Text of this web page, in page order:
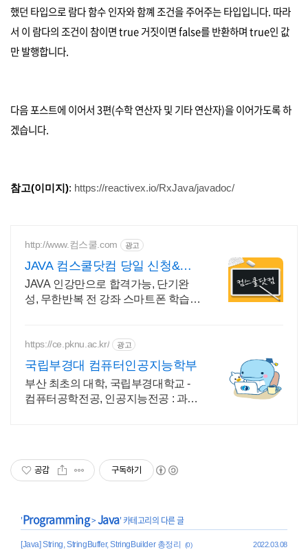
했던 타입으로 람다 함수 인자와 함꼐 조건을 주어주는 타입입니다. 따라
서 이 람다의 조건이 참이면 true 거짓이면 false를 반환하며 true인 값
만 발행합니다.
다음 포스트에 이어서 3편(수학 연산자 및 기타 연산자)을 이어가도록 하
겠습니다.
참고(이미지): https://reactivex.io/RxJava/javadoc/
http://www.컴스쿨.com 광고
JAVA 컴스쿨닷컴 당일 신청&결
제시 기프티콘!
JAVA 인강만으로 합격가능, 단기완
성, 무한반복 전 강좌 스마트폰 학습가
https://ce.pknu.ac.kr/ 광고
국립부경대 컴퓨터인공지능학부
부산 최초의 대학, 국립부경대학교 -
컴퓨터공학전공, 인공지능전공 : 과학
공감 구독하기
'Programming>Java' 카테고리의 다른 글
[Java] String, StringBuffer, StringBuilder 총정리 (0) 2022.03.08